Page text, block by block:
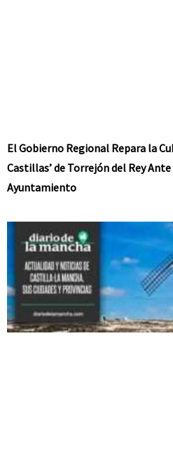
El Gobierno Regional Repara la
Castillas’ de Torrejón del Rey
Ayuntamiento